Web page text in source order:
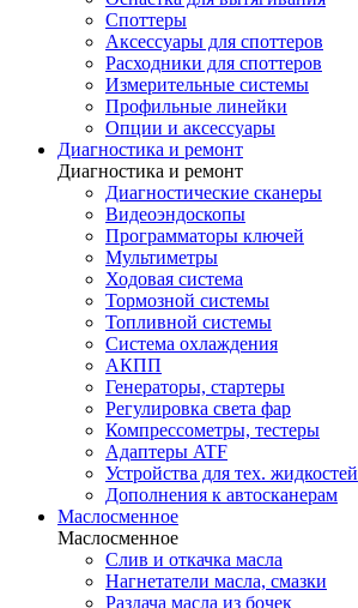
Споттеры
Аксессуары для споттеров
Расходники для споттеров
Измерительные системы
Профильные линейки
Опции и аксессуары
Диагностика и ремонт
Диагностика и ремонт
Диагностические сканеры
Видеоэндоскопы
Программаторы ключей
Мультиметры
Ходовая система
Тормозной системы
Топливной системы
Система охлаждения
АКПП
Генераторы, стартеры
Регулировка света фар
Компрессометры, тестеры
Адаптеры ATF
Устройства для тех. жидкостей
Дополнения к автосканерам
Маслосменное
Маслосменное
Слив и откачка масла
Нагнетатели масла, смазки
Раздача масла из бочек